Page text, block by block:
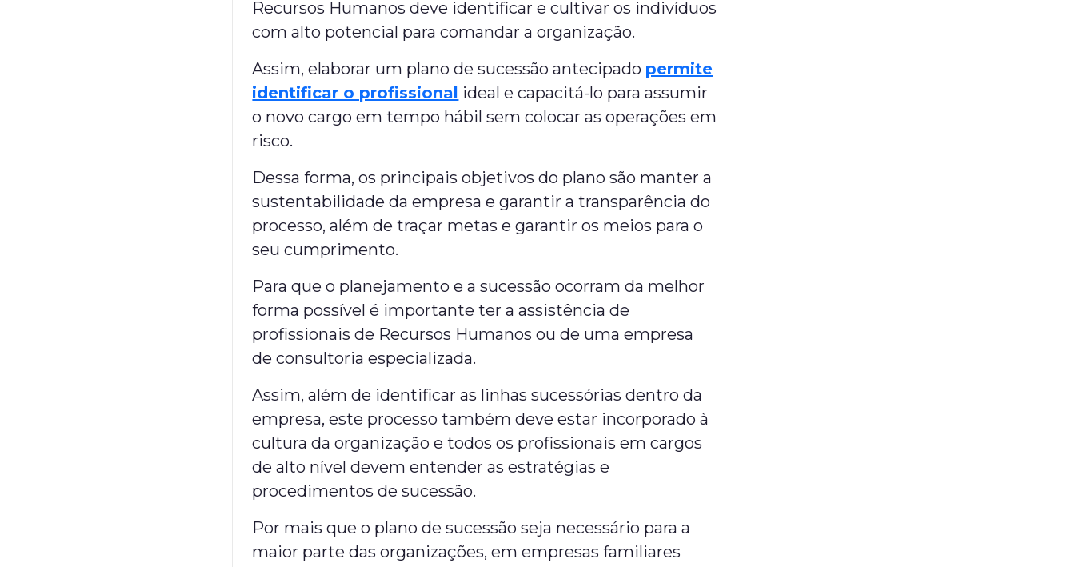
Recursos Humanos deve identificar e cultivar os indivíduos
com alto potencial para comandar a organização.
Assim, elaborar um plano de sucessão antecipado permite
identificar o profissional ideal e capacitá-lo para assumir
o novo cargo em tempo hábil sem colocar as operações em
risco.
Dessa forma, os principais objetivos do plano são manter a
sustentabilidade da empresa e garantir a transparência do
processo, além de traçar metas e garantir os meios para o
seu cumprimento.
Para que o planejamento e a sucessão ocorram da melhor
forma possível é importante ter a assistência de
profissionais de Recursos Humanos ou de uma empresa
de consultoria especializada.
Assim, além de identificar as linhas sucessórias dentro da
empresa, este processo também deve estar incorporado à
cultura da organização e todos os profissionais em cargos
de alto nível devem entender as estratégias e
procedimentos de sucessão.
Por mais que o plano de sucessão seja necessário para a
maior parte das organizações, em empresas familiares